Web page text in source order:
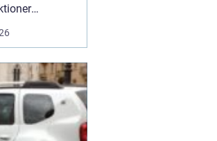
I Särna, mitt i
blir
för både
Här
om mer än